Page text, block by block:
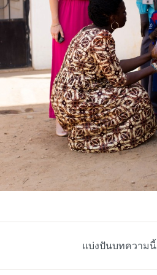
แบ่งปันบทความ